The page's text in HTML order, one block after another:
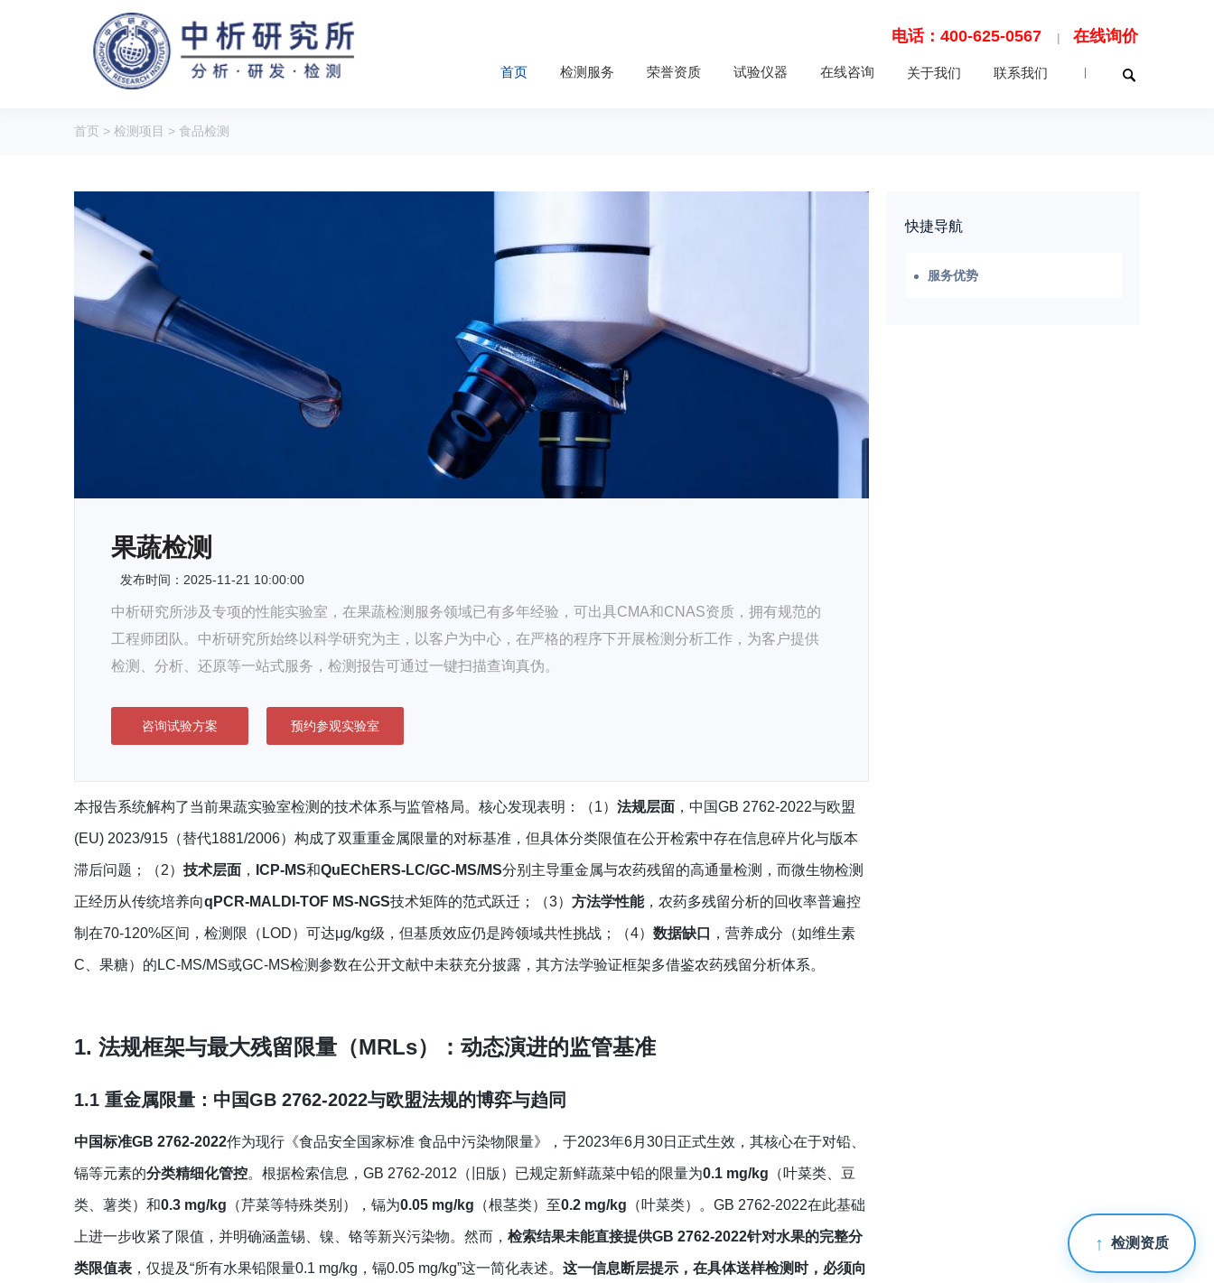
电话：400-625-0567 在线询价
首页 检测服务 荣誉资质 试验仪器 在线咨询 关于我们 联系我们
首页 > 检测项目 > 食品检测
果蔬检测
发布时间：2025-11-21 10:00:00
中析研究所涉及专项的性能实验室，在果蔬检测服务领域已有多年经验，可出具CMA和CNAS资质，拥有规范的
工程师团队。中析研究所始终以科学研究为主，以客户为中心，在严格的程序下开展检测分析工作，为客户提供
检测、分析、还原等一站式服务，检测报告可通过一键扫描查询真伪。
咨询试验方案 预约参观实验室
本报告系统解构了当前果蔬实验室检测的技术体系与监管格局。核心发现表明：（1） ‍法规层面 ，中国GB 2762-2022与欧盟
(EU) 2023/915（替代1881/2006）构成了双重重金属限量的对标基准，但具体分类限值在公开检索中存在信息碎片化与版本
滞后问题；（2） ‍技术层面 ， ICP-MS和QuEChERS-LC/GC-MS/MS分别主导重金属与农药残留的高通量检测，而微生物检测
正经历从传统培养向qPCR-MALDI-TOF MS-NGS技术矩阵的范式跃迁；（3） ‍方法学性能，农药多残留分析的回收率普遍控
制在70-120%区间，检测限（LOD）可达μg/kg级，但基质效应仍是跨领域共性挑战；（4） ‍数据缺口 ，营养成分（如维生素
C、果糖）的LC-MS/MS或GC-MS检测参数在公开文献中未获充分披露，其方法学验证框架多借鉴农药残留分析体系。
1. 法规框架与最大残留限量（MRLs）：动态演进的监管基准
1.1 重金属限量：中国GB 2762-2022与欧盟法规的博弈与趋同
中国标准GB 2762-2022作为现行《食品安全国家标准 食品中污染物限量》，于2023年6月30日正式生效，其核心在于对铅、
镉等元素的分类精细化管控。根据检索信息，GB 2762-2012（旧版）已规定新鲜蔬菜中铅的限量为0.1 mg/kg （叶菜类、豆
类、薯类）和0.3 mg/kg （芹菜等特殊类别），镉为0.05 mg/kg （根茎类）至0.2 mg/kg （叶菜类）。GB 2762-2022在此基础
上进一步收紧了限值，并明确涵盖锡、镍、铬等新兴污染物。然而， 检索结果未能直接提供GB 2762-2022针对水果的完整分
类限值表 ，仅提及“所有水果铅限量0.1 mg/kg，镉0.05 mg/kg”这一简化表述。 这一信息断层提示，在具体送样检测时，必须向
检测资质
快捷导航
服务优势